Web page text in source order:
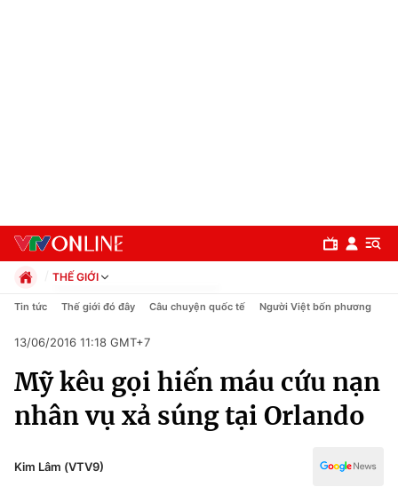
Chuyên mục
Chính trị
THẾ GIỚI
Chính trị
Pháp luật
Kinh tế
Thể thao
Truyền hình
Y tế
Tin tức Thế giới đó đây Câu chuyện quốc tế Người Việt bốn phương
13/06/2016 11:18 GMT+7
Mỹ kêu gọi hiến máu cứu nạn
nhân vụ xả súng tại Orlando
Kim Lâm (VTV9)